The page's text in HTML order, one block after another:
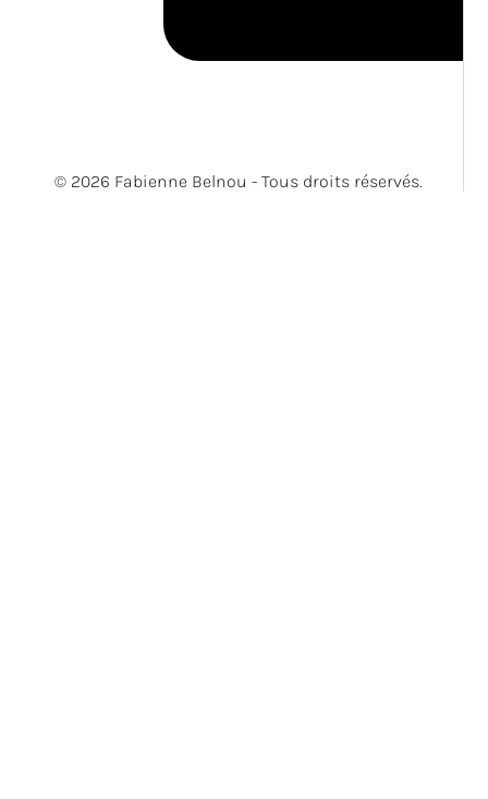
© 2026 Fabienne Belnou - Tous droits réservés.